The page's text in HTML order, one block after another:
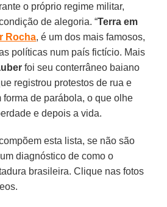
o próprio regime militar,
de alegoria. “Terra em
Rocha, é um dos mais famosos,
políticas num país fictício. Mais
foi seu conterrâneo baiano
registrou protestos de rua e
forma de parábola, o que olhe
e depois a vida.
esta lista, se não são
diagnóstico de como o
brasileira. Clique nas fotos